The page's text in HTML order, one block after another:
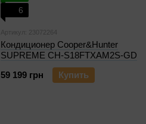
6
Артикул: 23072264
Кондиционер Cooper&Hunter
SUPREME CH-S18FTXAM2S-GD
59 199 грн
Купить